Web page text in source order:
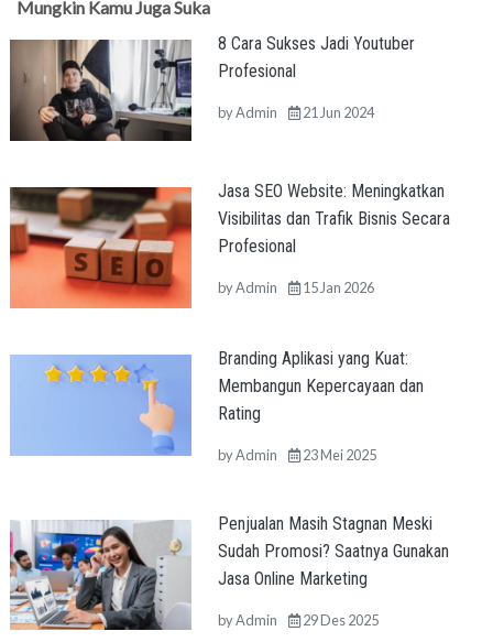
Mungkin Kamu Juga Suka
8 Cara Sukses Jadi Youtuber
Profesional
byAdmin 21 Jun 2024
Jasa SEO Website: Meningkatkan
Visibilitas dan Trafik Bisnis Secara
Profesional
byAdmin 15 Jan 2026
Branding Aplikasi yang Kuat:
Membangun Kepercayaan dan
Rating
byAdmin 23 Mei 2025
Penjualan Masih Stagnan Meski
Sudah Promosi? Saatnya Gunakan
Jasa Online Marketing
byAdmin 29 Des 2025